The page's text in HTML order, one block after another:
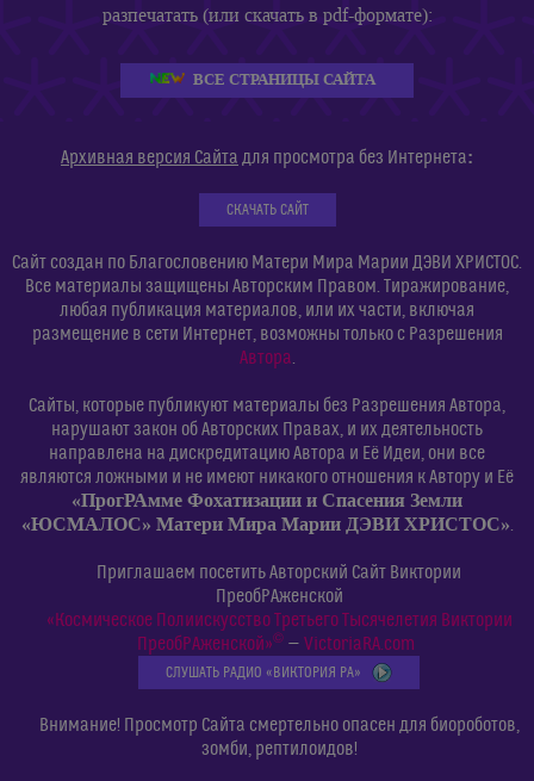
разпечатать (или скачать в pdf-формате):
ВСЕ СТРАНИЦЫ САЙТА
Архивная версия Сайта для просмотра без Интернета:
СКАЧАТЬ САЙТ
Сайт создан по Благословению Матери Мира Марии ДЭВИ ХРИСТОС.
Все материалы защищены Авторским Правом. Тиражирование,
любая публикация материалов, или их части, включая
размещение в сети Интернет, возможны только с Разрешения
Автора.
Сайты, которые публикуют материалы без Разрешения Автора,
нарушают закон об Авторских Правах, и их деятельность
направлена на дискредитацию Автора и Её Идеи, они все
являются ложными и не имеют никакого отношения к Автору и Её
«ПрогРАмме Фохатизации и Спасения Земли
«ЮСМАЛОС» Матери Мира Марии ДЭВИ ХРИСТОС».
Приглашаем посетить Авторский Сайт Виктории
ПреобРАженской
«Космическое Полиискусство Третьего Тысячелетия Виктории
ПреобРАженской»©— VictoriaRA.com
СЛУШАТЬ РАДИО «ВИКТОРИЯ РА»
Внимание! Просмотр Сайта смертельно опасен для биороботов,
зомби, рептилоидов!